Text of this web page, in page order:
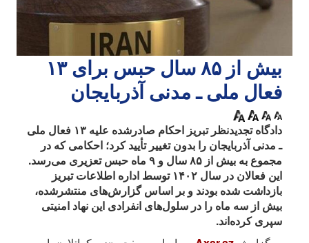
بیش از ۸۵ سال حبس برای ۱۳
فعال ملی ـ مدنی آذربایجان
دادگاه تجدیدنظر تبریز احکام صادرشده علیه ۱۳ فعال ملی
ـ مدنی آذربایجان را بدون تغییر تأیید کرد؛ احکامی که در
مجموع به بیش از ۸۵ سال و ۹ ماه حبس تعزیری می‌رسد.
این فعالان در سال ۱۴۰۲ توسط اداره اطلاعات تبریز
بازداشت شده بودند و بر اساس گزارش‌های منتشرشده،
بیش از سه ماه را در سلول‌های انفرادی این نهاد امنیتی
سپری کرده‌اند.